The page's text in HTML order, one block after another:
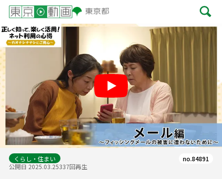
Play
くらし・住まい
公開日 2025.03.25337回再生
no.84891